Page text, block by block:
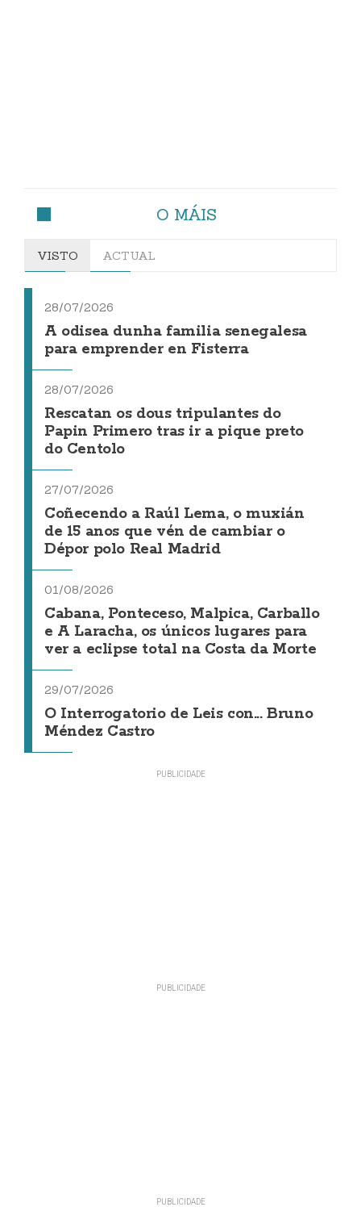
O MÁIS
VISTO ACTUAL
28/07/2026
A odisea dunha familia senegalesa
para emprender en Fisterra
28/07/2026
Rescatan os dous tripulantes do
Papin Primero tras ir a pique preto
do Centolo
27/07/2026
Coñecendo a Raúl Lema, o muxián
de 15 anos que vén de cambiar o
Dépor polo Real Madrid
01/08/2026
Cabana, Ponteceso, Malpica, Carballo
e A Laracha, os únicos lugares para
ver a eclipse total na Costa da Morte
29/07/2026
O Interrogatorio de Leis con... Bruno
Méndez Castro